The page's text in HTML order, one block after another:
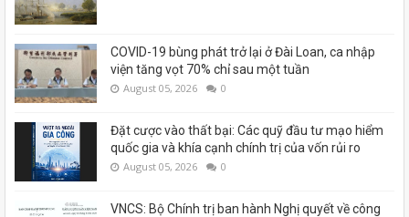
COVID-19 bùng phát trở lại ở Đài Loan, ca nhập
viện tăng vọt 70% chỉ sau một tuần
August 05, 2026 0
Đặt cược vào thất bại: Các quỹ đầu tư mạo hiểm
quốc gia và khía cạnh chính trị của vốn rủi ro
August 05, 2026 0
VNCS: Bộ Chính trị ban hành Nghị quyết về công